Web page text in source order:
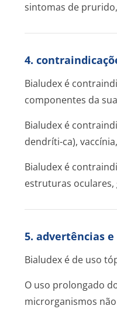
sintomas de
4.
Bialudex é
componentes da
Bialudex é
dendríti-ca),
Bialudex é
estruturas oculares,
5. advertências
Bialudex é de uso
O uso prolongado
microrganismos